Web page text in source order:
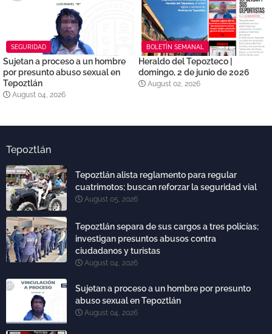
SEGURIDAD
Sujetan a proceso a un hombre
por presunto abuso sexual en
Tepoztlán
August 04, 2026
BOLETÍN SEMANAL
Heraldo del Tepozteco |
domingo, 2 de junio de 2026
August 02, 2026
Tepoztlán
Tepoztlán alista reglamento para regular
cuatrimotos; buscan reforzar la seguridad vial
August 05, 2026
Tepoztlán separa de sus cargos a tres policías;
investigan presuntos abusos contra
ciudadanos y turistas
August 04, 2026
Sujetan a proceso a un hombre por presunto
abuso sexual en Tepoztlán
August 04, 2026